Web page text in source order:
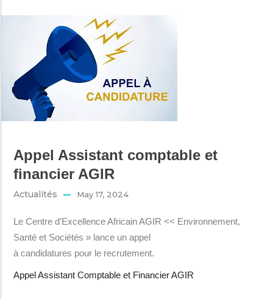
Appel Assistant comptable et
financier AGIR
Actualités May 17, 2024
Le Centre d'Excellence Africain AGIR << Environnement,
Santé et Sociétés » lance un appel
à candidatures pour le recrutement.
Appel Assistant Comptable et Financier AGIR